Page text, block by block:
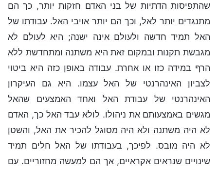
שהתפיסות הדתיות של בני האדם חזקות יותר, כך הם
מתנגדים יותר לאל, וכך הם יותר אויבי האל. עבודתו של
האל תמיד חדשה ולעולם אינה ישנה; היא לעולם לא
מגבשת תקנות ובמקום זאת היא משתנה ומתחדשת ללא
הרף במידה כזו או אחרת. עבודה באופן כזה היא ביטוי
לצביון האינהרנטי של האל עצמו. היא גם העיקרון
האינהרנטי של עבודת האל ואחד האמצעים שהאל
מגשים באמצעותם את ניהולו. לולא עבד האל כך, האדם
לא היה משתנה ולא היה מסוגל להכיר את האל, והשטן
לא היה מובס. לפיכך, בעבודתו של האל חלים תמיד
שינויים שנראים אקראיים, אך הם למעשה מחזוריים. עם